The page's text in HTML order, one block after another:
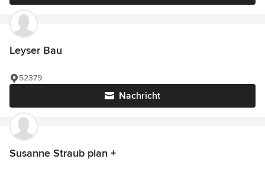
Leyser Bau
Nachricht
52379
Susanne Straub plan +